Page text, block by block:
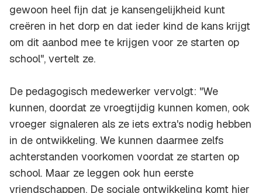
gewoon heel fijn dat je kansengelijkheid kunt
creëren in het dorp en dat ieder kind de kans krijgt
om dit aanbod mee te krijgen voor ze starten op
school", vertelt ze.
De pedagogisch medewerker vervolgt: "We
kunnen, doordat ze vroegtijdig kunnen komen, ook
vroeger signaleren als ze iets extra's nodig hebben
in de ontwikkeling. We kunnen daarmee zelfs
achterstanden voorkomen voordat ze starten op
school. Maar ze leggen ook hun eerste
vriendschappen. De sociale ontwikkeling komt hier